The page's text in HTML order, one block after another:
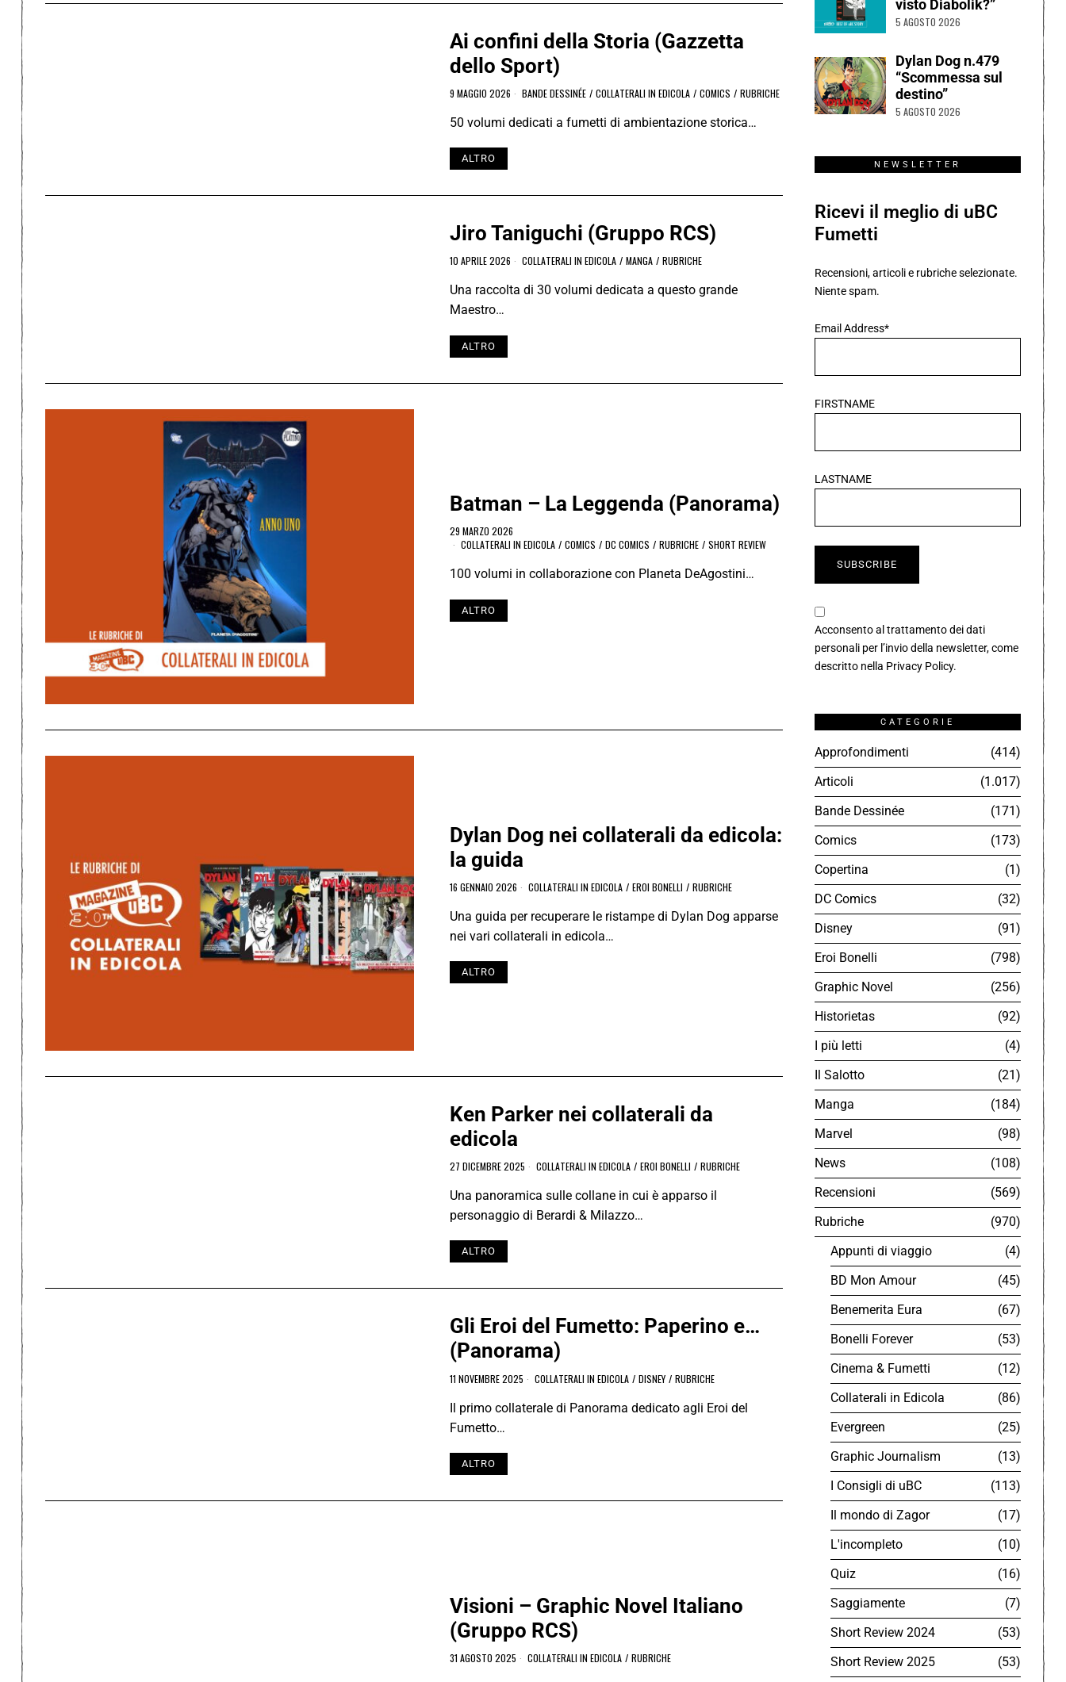
Ai confini della Storia (Gazzetta
dello Sport)
9 MAGGIO 2026 BANDE DESSINÉE / COLLATERALI IN EDICOLA / COMICS / RUBRICHE
50 volumi dedicati a fumetti di ambientazione storica…
ALTRO
Jiro Taniguchi (Gruppo RCS)
10 APRILE 2026 COLLATERALI IN EDICOLA / MANGA / RUBRICHE
Una raccolta di 30 volumi dedicata a questo grande
Maestro…
ALTRO
Batman – La Leggenda (Panorama)
29 MARZO 2026
COLLATERALI IN EDICOLA / COMICS / DC COMICS / RUBRICHE / SHORT REVIEW
100 volumi in collaborazione con Planeta DeAgostini…
ALTRO
Dylan Dog nei collaterali da edicola:
la guida
16 GENNAIO 2026 COLLATERALI IN EDICOLA / EROI BONELLI / RUBRICHE
Una guida per recuperare le ristampe di Dylan Dog apparse
nei vari collaterali in edicola…
ALTRO
Ken Parker nei collaterali da
edicola
27 DICEMBRE 2025 COLLATERALI IN EDICOLA / EROI BONELLI / RUBRICHE
Una panoramica sulle collane in cui è apparso il
personaggio di Berardi & Milazzo…
ALTRO
Gli Eroi del Fumetto: Paperino e…
(Panorama)
11 NOVEMBRE 2025 COLLATERALI IN EDICOLA / DISNEY / RUBRICHE
Il primo collaterale di Panorama dedicato agli Eroi del
Fumetto…
ALTRO
Una collana di graphic novel con autori 100% made in
Italy…
visto Diabolik?”
5 AGOSTO 2026
Dylan Dog n.479
“Scommessa sul
destino”
5 AGOSTO 2026
NEWSLETTER
Ricevi il meglio di uBC
Fumetti
Recensioni, articoli e rubriche selezionate.
Niente spam.
Email Address*
FIRSTNAME
LASTNAME
Acconsento al trattamento dei dati
personali per l’invio della newsletter, come
descritto nella Privacy Policy.
CATEGORIE
Approfondimenti
414
Articoli
1.017
Bande Dessinée
171
Comics
173
Copertina
1
DC Comics
32
Disney
91
Eroi Bonelli
798
Graphic Novel
256
Historietas
92
I più letti
4
Il Salotto
21
Manga
184
Marvel
98
News
108
Recensioni
569
Rubriche
970
Appunti di viaggio
4
BD Mon Amour
45
Benemerita Eura
67
Bonelli Forever
53
Cinema & Fumetti
12
Collaterali in Edicola
86
Evergreen
25
Graphic Journalism
13
I Consigli di uBC
113
Il mondo di Zagor
17
L'incompleto
10
Quiz
16
Saggiamente
7
Short Review 2024
53
Short Review 2025
53